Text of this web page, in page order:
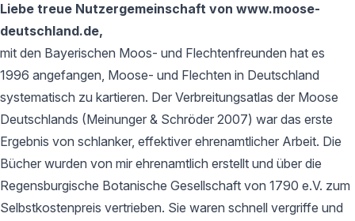
Liebe treue Nutzergemeinschaft von www.moose-
deutschland.de,
mit den Bayerischen Moos- und Flechtenfreunden hat es
1996 angefangen, Moose- und Flechten in Deutschland
systematisch zu kartieren. Der Verbreitungsatlas der Moose
Deutschlands (Meinunger & Schröder 2007) war das erste
Ergebnis von schlanker, effektiver ehrenamtlicher Arbeit. Die
Bücher wurden von mir ehrenamtlich erstellt und über die
Regensburgische Botanische Gesellschaft von 1790 e.V. zum
Selbstkostenpreis vertrieben. Sie waren schnell vergriffe und